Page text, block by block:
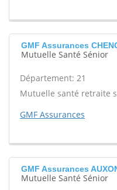
GMF Assurances
Mutuelle Santé Sénior
Département: 21
Mutuelle santé retraite
GMF Assurances
GMF Assurances
Mutuelle Santé Sénior